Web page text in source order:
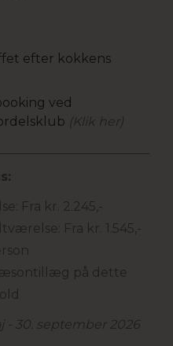
efter kokkens
ved
(Klik her)
Fra kr. 2.245,-
Fra kr. 1.545,-
på dette
- 30. september 2026